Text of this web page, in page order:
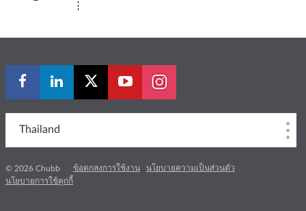
Thailand
© 2026 Chubb ข้อตกลงการใช้งาน
นโยบายความเป็นส่วนตัว
นโยบายการใช้คุกกี้